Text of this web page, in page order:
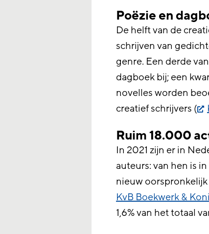
Poëzie en
De helft van de
schrijven van
genre. Een derde
dagboek bij; een
novelles worden
creatief schrijvers (
Ruim 18.000
In 2021 zijn er in
auteurs: van hen is
nieuw
KvB Boekwerk &
1,6% van het totaal